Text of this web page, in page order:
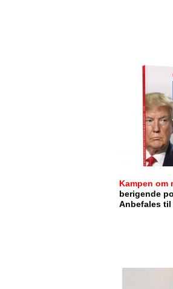
Kampen om
berigende
Anbefales til